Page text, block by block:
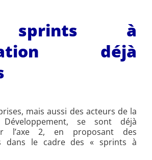
sprints à
déjà
mais aussi des acteurs de la
se sont déjà
l’axe 2, en proposant des
dans le cadre des « sprints à